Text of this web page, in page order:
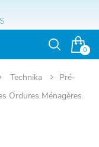
0
Otvoriť
Technika
Pré-
Ordures Ménagères